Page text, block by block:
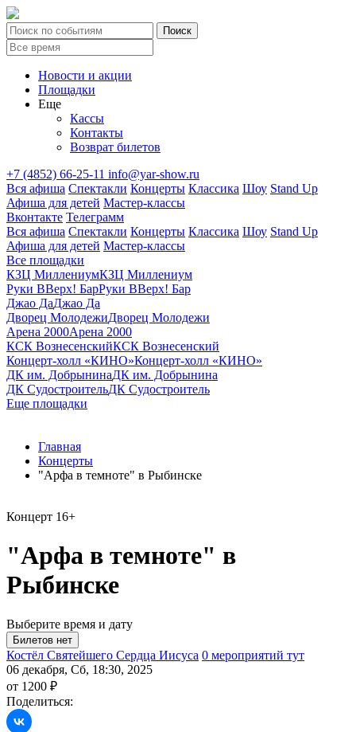
Новости и акции
Площадки
Еще
Кассы
Контакты
Возврат билетов
+7 (4852) 66-25-11 info@yar-show.ru
Вся афиша Спектакли Концерты Классика Шоу Stand Up
Афиша для детей Мастер-классы
Вконтакте Телеграмм
Вся афиша Спектакли Концерты Классика Шоу Stand Up
Афиша для детей Мастер-классы
Все площадки
КЗЦ МиллениумКЗЦ Миллениум
Руки ВВерх! БарРуки ВВерх! Бар
Джао ДаДжао Да
Дворец МолодежиДворец Молодежи
Арена 2000Арена 2000
КСК ВознесенскийКСК Вознесенский
Концерт-холл «КИНО»Концерт-холл «КИНО»
ДК им. ДобрынинаДК им. Добрынина
ДК СудостроительДК Судостроитель
Еще площадки
Главная
Концерты
"Арфа в темноте" в Рыбинске
Концерт 16+
"Арфа в темноте" в
Рыбинске
Выберите время и дату
Костёл Святейшего Сердца Иисуса 0 мероприятий тут
06 декабря, Сб, 18:30, 2025
от 1200 ₽
Поделиться: